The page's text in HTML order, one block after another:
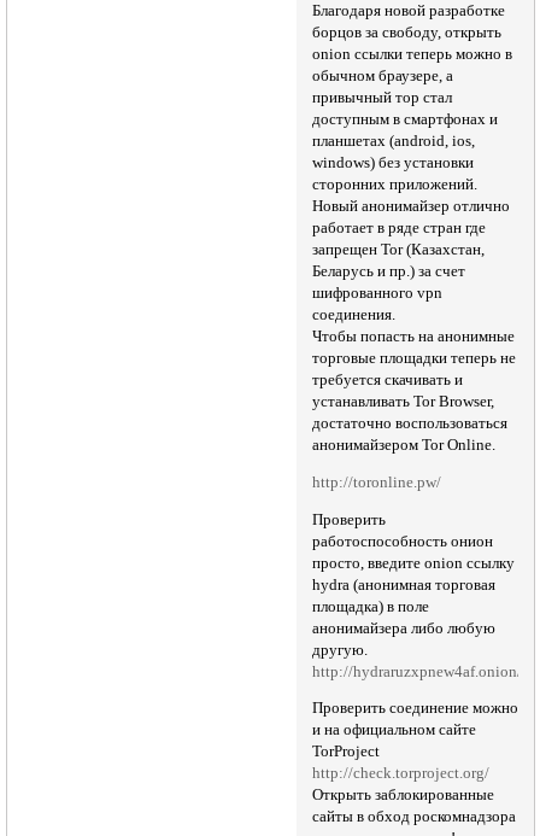
Благодаря новой разработке
борцов за свободу, открыть
onion ссылки теперь можно в
обычном браузере, а
привычный тор стал
доступным в смартфонах и
планшетах (android, ios,
windows) без установки
сторонних приложений.
Новый анонимайзер отлично
работает в ряде стран где
запрещен Tor (Казахстан,
Беларусь и пр.) за счет
шифрованного vpn
соединения.
Чтобы попасть на анонимные
торговые площадки теперь не
требуется скачивать и
устанавливать Tor Browser,
достаточно воспользоваться
анонимайзером Tor Online.
http://toronline.pw/
Проверить
работоспособность онион
просто, введите onion ссылку
hydra (анонимная торговая
площадка) в поле
анонимайзера либо любую
другую.
http://hydraruzxpnew4af.onion/
Проверить соединение можно
и на официальном сайте
TorProject
http://check.torproject.org/
Открыть заблокированные
сайты в обход роскомнадзора